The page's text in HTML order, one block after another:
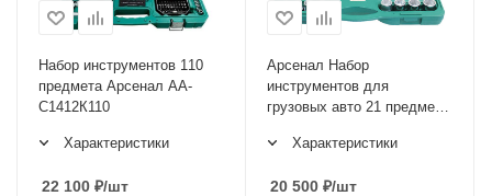
Набор инструментов 110
предмета Арсенал АА-
С1412К110
Характеристики
22 100 ₽/шт
Арсенал Набор
инструментов для
грузовых авто 21 предмет
Характеристики
20 500 ₽/шт